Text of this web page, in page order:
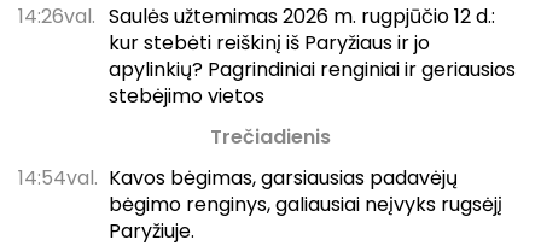
14:26val. Saulės užtemimas 2026 m. rugpjūčio 12 d.:
kur stebėti reiškinį iš Paryžiaus ir jo
apylinkių? Pagrindiniai renginiai ir geriausios
stebėjimo vietos
Trečiadienis
14:54val. Kavos bėgimas, garsiausias padavėjų
bėgimo renginys, galiausiai neįvyks rugsėjį
Paryžiuje.